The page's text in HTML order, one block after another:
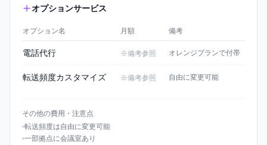
オプションサービス
オプション名 月額 備考
電話代行 ※備考参照 オレンジプランで付帯
転送頻度カスタマイズ ※備考参照 自由に変更可能
その他の費用・注意点
転送頻度は自由に変更可能
一部拠点に会議室あり